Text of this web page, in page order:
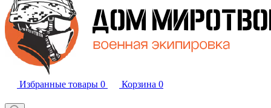
Избранные товары 0 Корзина 0